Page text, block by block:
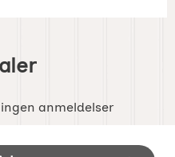
anmeldelser
informasjon og